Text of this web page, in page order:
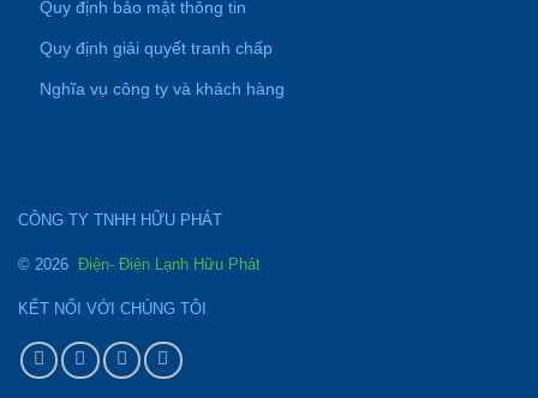
Quy định bảo mật thông tin
Quy định giải quyết tranh chấp
Nghĩa vụ công ty và khách hàng
CÔNG TY TNHH HỮU PHÁT
© 2026 Điện- Điện Lạnh Hữu Phát
KẾT NỐI VỚI CHÚNG TÔI